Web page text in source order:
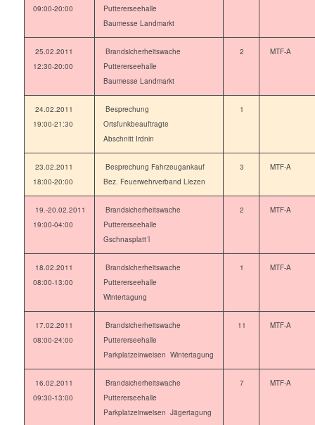
09:00-20:00
Puttererseehalle
Baumesse Landmarkt
25.02.2011
12:30-20:00
Brandsicherheitswache
Puttererseehalle
Baumesse Landmarkt
2 MTF-A
24.02.2011
19:00-21:30
Besprechung
Ortsfunkbeauftragte
Abschnitt Irdnin
1
23.02.2011
18:00-20:00
Besprechung Fahrzeugankauf
Bez. Feuerwehrverband Liezen
3 MTF-A
19.-20.02.2011
19:00-04:00
Brandsicherheitswache
Puttererseehalle
Gschnasplatt´l
2 MTF-A
18.02.2011
08:00-13:00
Brandsicherheitswache
Puttererseehalle
Wintertagung
1 MTF-A
17.02.2011
08:00-24:00
Brandsicherheitswache
Puttererseehalle
Parkplatzeinweisen Wintertagung
11 MTF-A
16.02.2011
09:30-13:00
Brandsicherheitswache
Puttererseehalle
Parkplatzeinweisen Jägertagung
7 MTF-A